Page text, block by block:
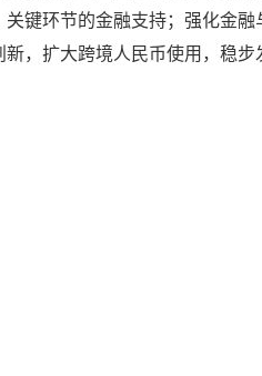
键环节的金融支持；强化金融
，扩大跨境人民币使用，稳步